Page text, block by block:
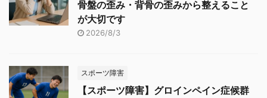
骨盤の歪み・背骨の歪みから整えること
が大切です
2026/8/3
スポーツ障害
【スポーツ障害】グロインペイン症候群